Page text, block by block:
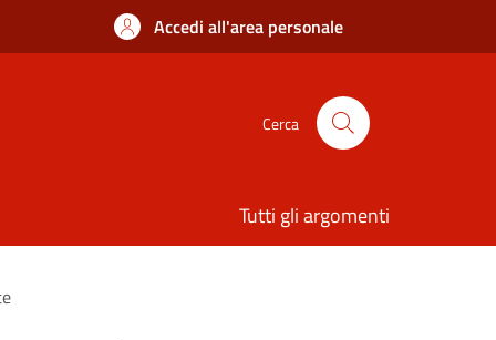
Accedi all'area personale
Cerca
Tutti gli argomenti